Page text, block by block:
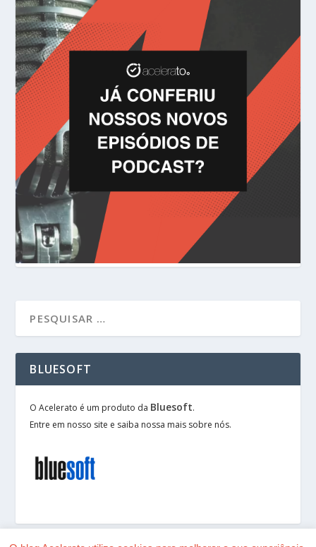
BLUESOFT
O Acelerato é um produto da Bluesoft.
Entre em nosso site e saiba nossa mais sobre nós.